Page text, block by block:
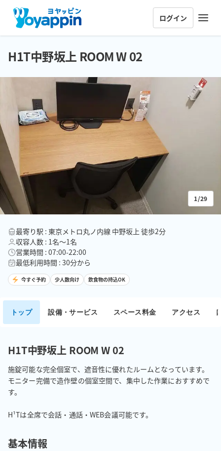
ログイン
1/29
最寄り駅 : 東京メトロ丸ノ内線 中野坂上 徒歩2分
収容人数 : 1名〜1名
営業時間 : 07:00-22:00
最低利用時間 : 30分から
今すぐ予約 少人数向け 飲食物の持込OK
H1T中野坂上 ROOM W 02
トップ 設備・サービス スペース料金 アクセス
H1T中野坂上 ROOM W 02
施錠可能な完全個室で、遮音性に優れたルームとなっています。
モニター完備で造作壁の個室空間で、集中した作業におすすめで
す。
H¹Tは全席で会話・通話・WEB会議可能です。
基本情報